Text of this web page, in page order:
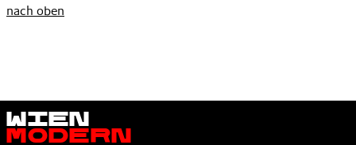
nach oben
Wien
Modern